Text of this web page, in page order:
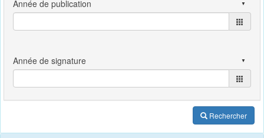
Rechercher